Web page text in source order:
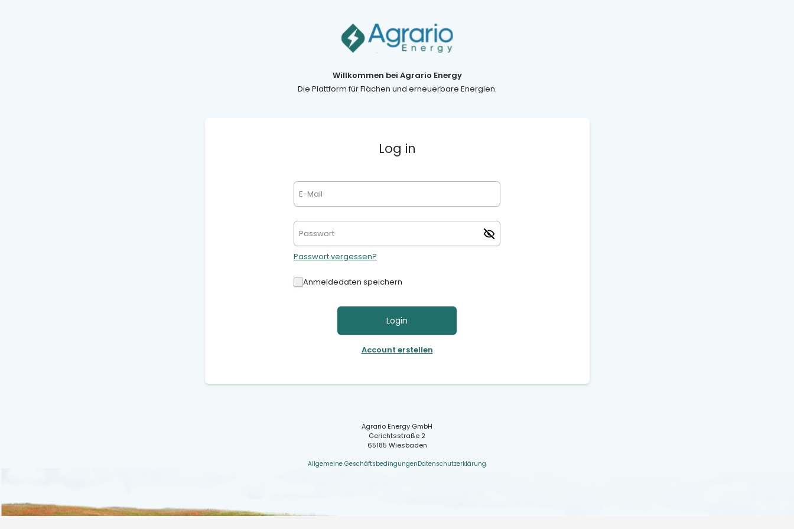
Willkommen bei Agrario Energy
Die Plattform für Flächen und erneuerbare Energien.
Log in
Passwort vergessen?
Anmeldedaten speichern
Login
Account erstellen
Agrario Energy GmbH
Gerichtsstraße 2
65185 Wiesbaden
Allgemeine GeschäftsbedingungenDatenschutzerklärung